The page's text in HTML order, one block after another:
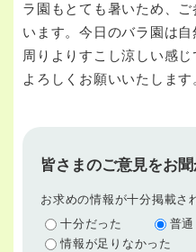
ラ園もとても暑いため、
います。今日のバラ園は自
周りよりすこし涼しい感じ
よろしくお願いいたします
皆さまのご意見をお
お求めの情報が十分掲載さ
十分だった
普通
情報が足りなかった